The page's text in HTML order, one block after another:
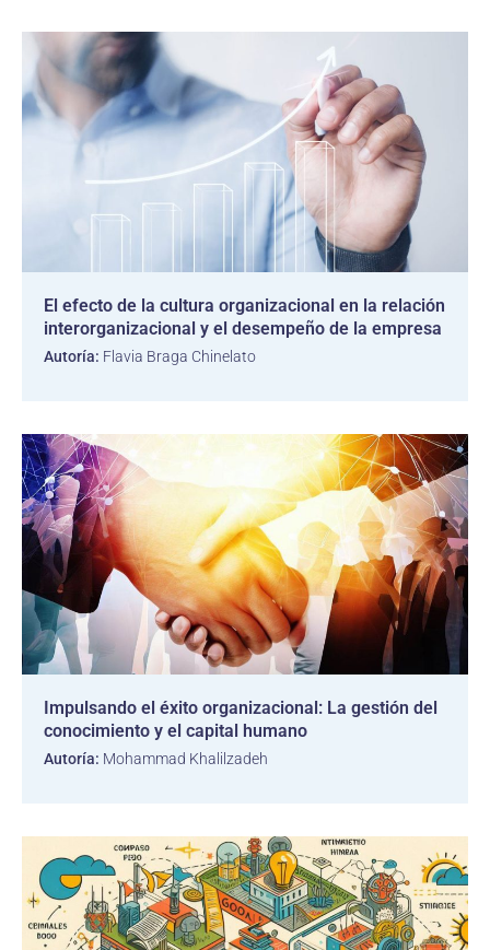
El efecto de la cultura organizacional en la relación
interorganizacional y el desempeño de la empresa
Autoría: Flavia Braga Chinelato
Impulsando el éxito organizacional: La gestión del
conocimiento y el capital humano
Autoría: Mohammad Khalilzadeh